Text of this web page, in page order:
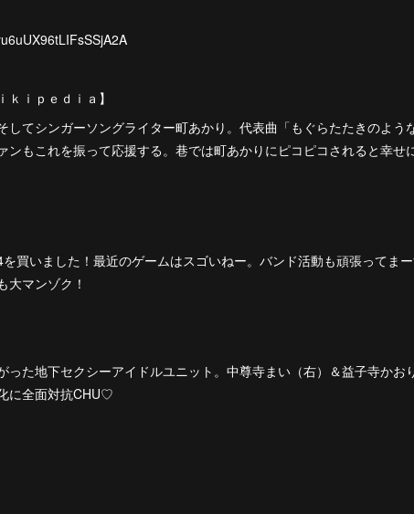
ｉｐｅｄｉａ】
してシンガーソングライター町あかり。代表曲「もぐらたたきのよう
ンもこれを振って応援する。巷では町あかりにピコピコされると幸せ
買いました！最近のゲームはスゴいねー。バンド活動も頑張ってま
大マンゾク！
った地下セクシーアイドルユニット。中尊寺まい（右）＆益子寺かお
化に全面対抗CHU♡